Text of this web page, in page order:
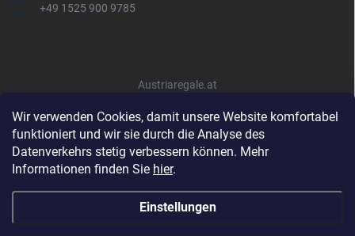
Wir verwenden Cookies, damit unsere Website komfortabel
funktioniert und wir sie durch die Analyse des
Datenverkehrs stetig verbessern können. Mehr
Informationen finden Sie hier.
Einstellungen
+49 1525 900 9785
Austriaregale.at